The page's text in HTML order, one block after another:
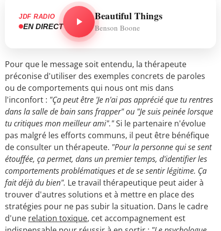
JDF RADIO
EN DIRECT
Beautiful Things
Benson Boone
Pour que le message soit entendu, la thérapeute
préconise d'utiliser des exemples concrets de paroles
ou de comportements qui nous ont mis dans
l'inconfort : "Ça peut être 'Je n'ai pas apprécié que tu rentres
dans la salle de bain sans frapper" ou "Je suis peinée lorsque
tu critiques mon meilleur ami"."Si le partenaire n'évolue
pas malgré les efforts communs, il peut être bénéfique
de consulter un thérapeute. "Pour la personne qui se sent
étouffée, ça permet, dans un premier temps, d'identifier les
comportements problématiques et de se sentir légitime. Ça
fait déjà du bien". Le travail thérapeutique peut aider à
trouver d'autres solutions et à mettre en place des
stratégies pour ne pas subir la situation. Dans le cadre
d'une relation toxique, cet accompagnement est